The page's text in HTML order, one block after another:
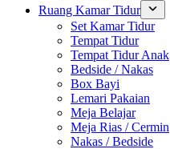
Ruang Kamar Tidur
Set Kamar Tidur
Tempat Tidur
Tempat Tidur Anak
Bedside / Nakas
Box Bayi
Lemari Pakaian
Meja Belajar
Meja Rias / Cermin
Nakas / Bedside